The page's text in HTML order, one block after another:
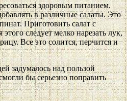
здоровым питанием.
в различные салаты. Это
Приготовить салат с
следует мелко нарезать лук,
Все это солится, перчится и
задумалось над пользой
бы серьезно поправить